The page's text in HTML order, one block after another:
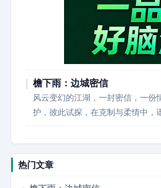
檐下雨：边城密信
风云变幻的江湖，一封密信，一
护，彼此试探，在克制与柔情中，
热门文章